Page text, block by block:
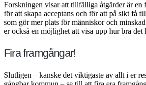
Forskningen visar att tillfälliga åtgärder är en
för att skapa acceptans och för att på sikt få
som gör mer plats för människor och
er också en möjlighet att visa upp hur bra det
Fira framgångar!
Slutligen – kanske det viktigaste av allt i er